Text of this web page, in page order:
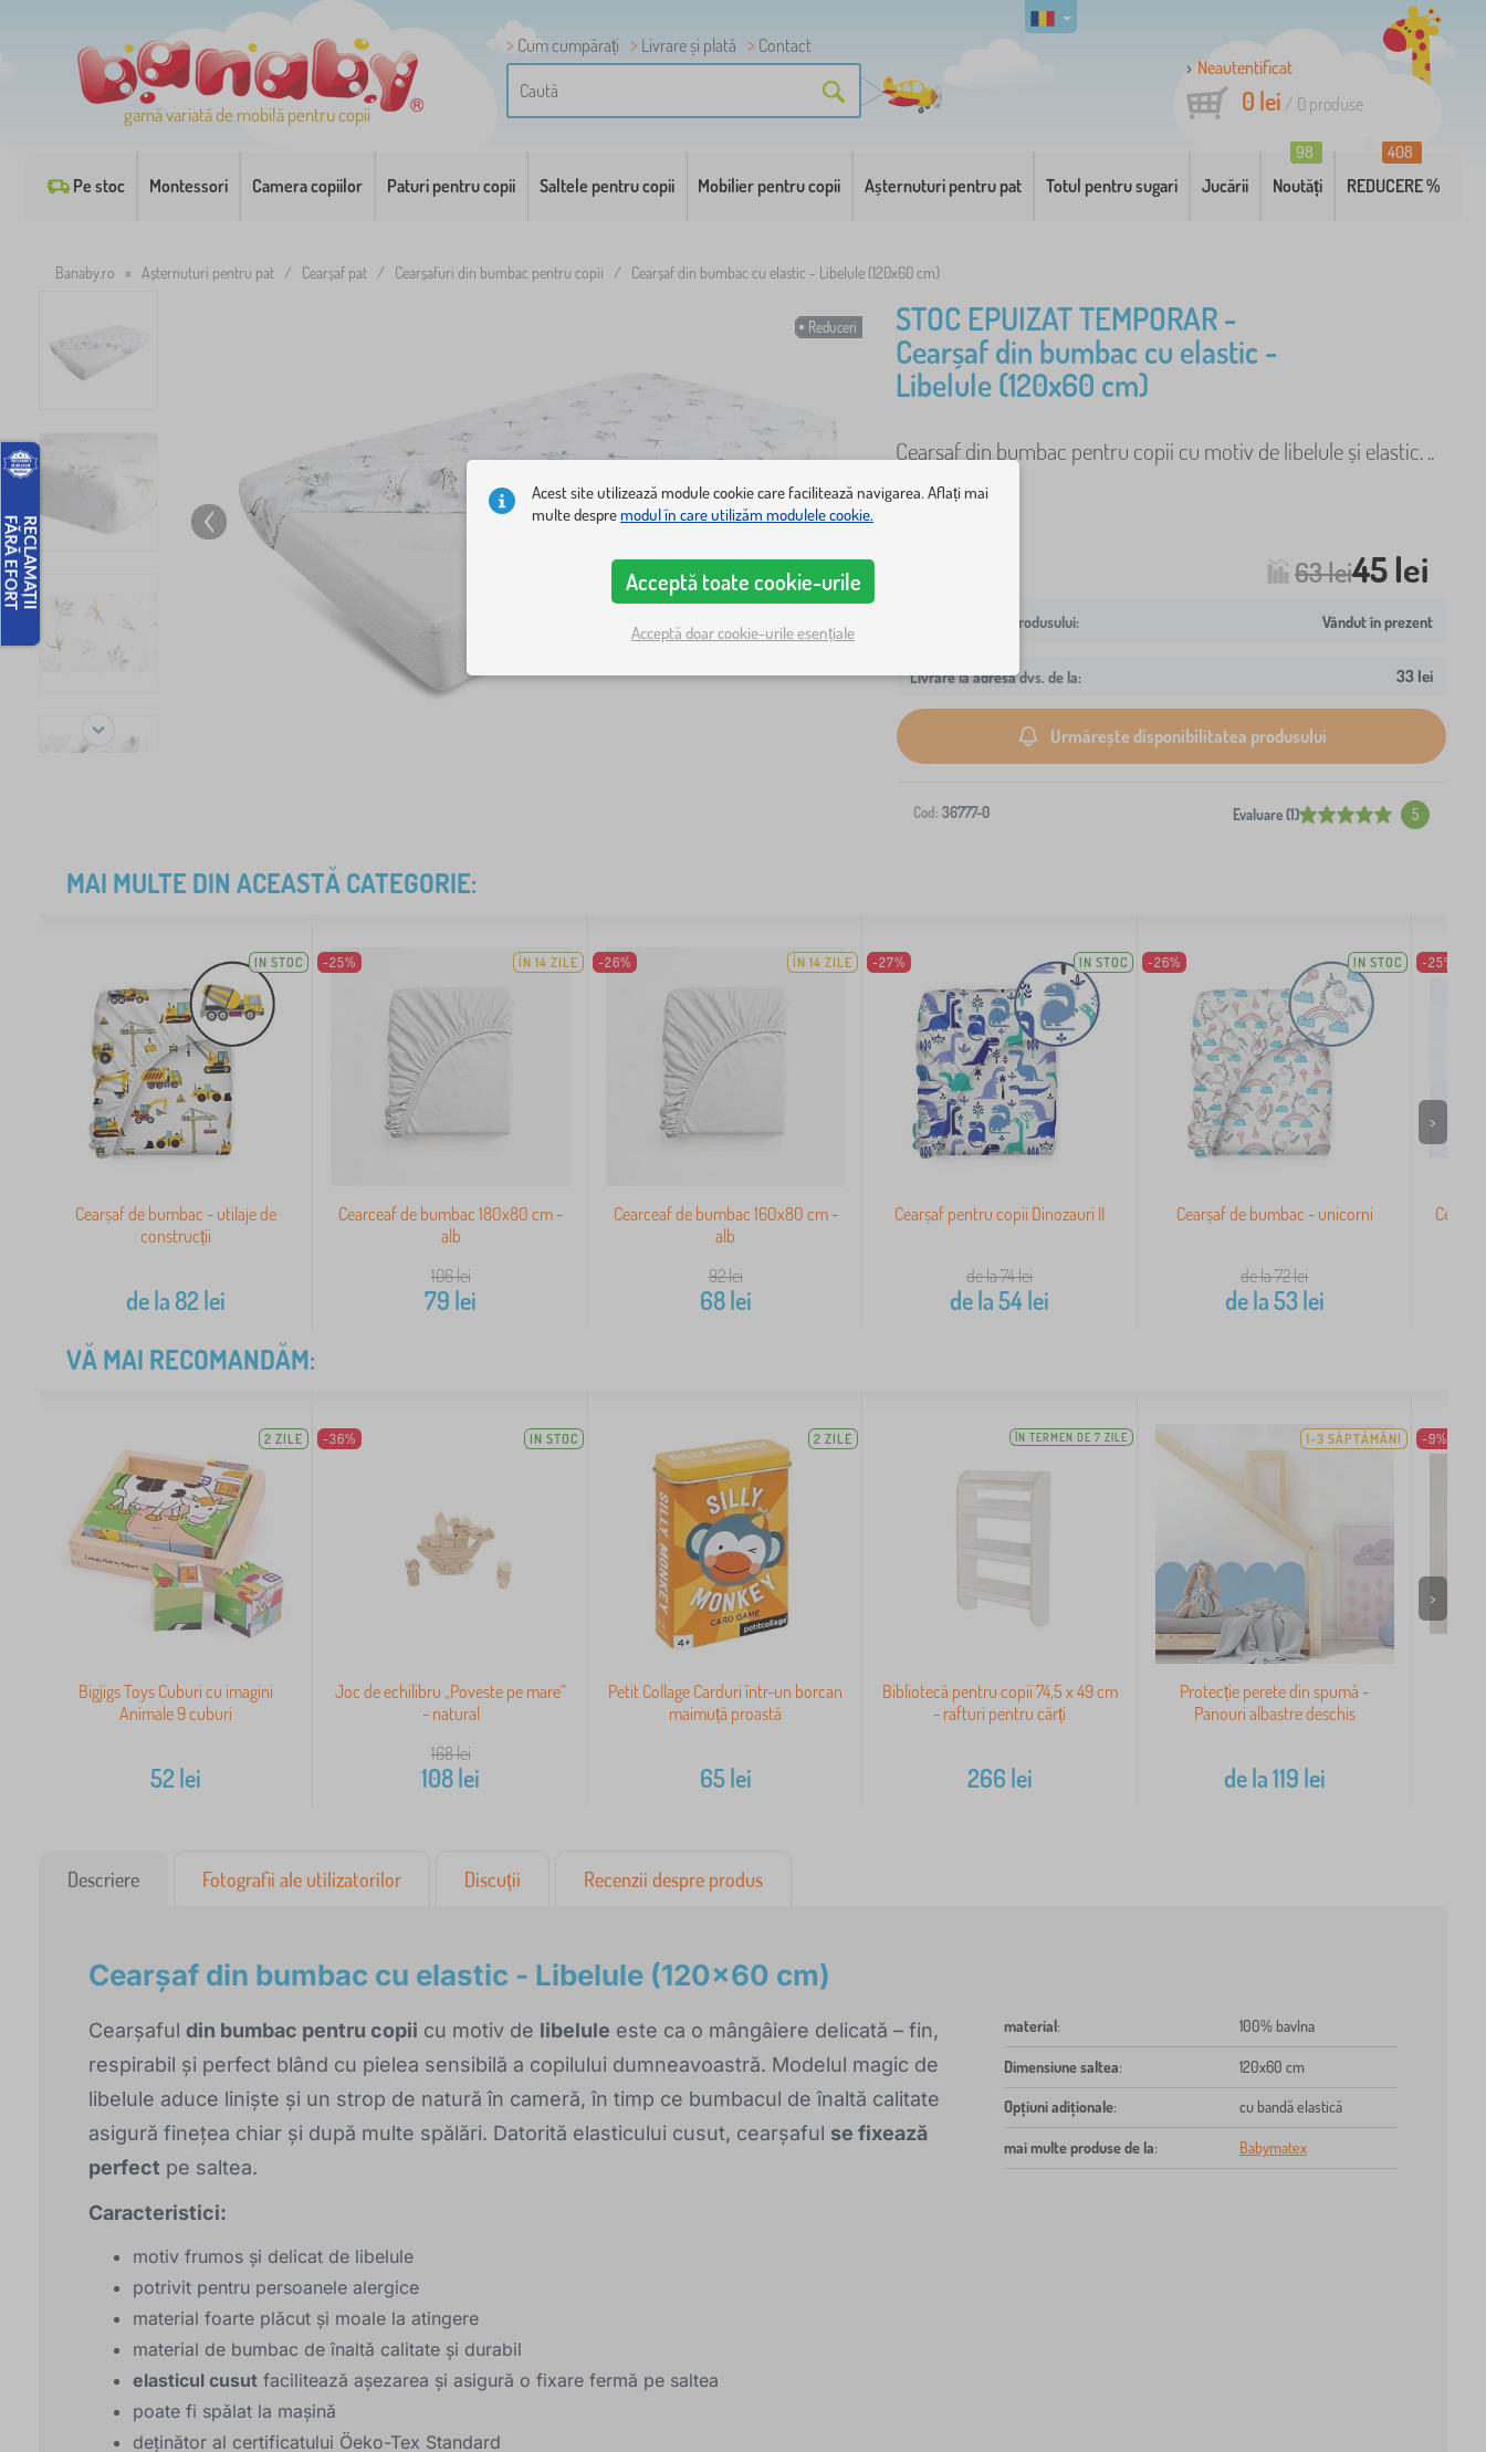
gamă variată de mobilă pentru copii
Cum cumpărați Livrare și plată
Contact
Neautentificat
0 lei / 0 produse
Pe stoc Montessori Camera copiilor Paturi pentru copii Saltele pentru copii Mobilier pentru copii Așternuturi pentru pat Totul pentru sugari Jucării Noutăți
98
REDUCERE %
408
Banaby.ro » Așternuturi pentru pat / Cearșaf pat / Cearșafuri din bumbac pentru copii / Cearșaf din bumbac cu elastic - Libelule (120x60 cm)
Reduceri
STOC EPUIZAT TEMPORAR -
Cearșaf din bumbac cu elastic -
Libelule (120x60 cm)
Cearșaf din bumbac pentru copii cu motiv de libelule și elastic. ..
mai mult
63 lei45 lei
Vândut în prezent
Livrare la adresa dvs. de la: 33 lei
Urmărește disponibilitatea produsului
Cod: 36777-0 Evaluare (1) 5
MAI MULTE DIN ACEASTĂ CATEGORIE:
IN STOC
Cearșaf de bumbac - utilaje de
construcții
de la 82 lei
-25% ÎN 14 ZILE
Cearceaf de bumbac 180x80 cm -
alb
106lei
79 lei
-26% ÎN 14 ZILE
Cearceaf de bumbac 160x80 cm -
alb
92lei
68lei
-27% IN STOC
Cearșaf pentru copii Dinozauri II
de la 74lei
de la54lei
-26% IN STOC
Cearșaf de bumbac - unicorni
de la 72lei
de la53lei
-25%
>
VĂ MAI RECOMANDĂM:
2 ZILE
Bigjigs Toys Cuburi cu imagini
Animale 9 cuburi
52 lei
-36% IN STOC
Joc de echilibru „Poveste pe mare”
- natural
168lei
108lei
2 ZILE
Petit Collage Carduri într-un borcan
maimuță proastă
65lei
ÎN TERMEN DE 7 ZILE
Bibliotecă pentru copii 74,5 x 49 cm
- rafturi pentru cărți
266 lei
1-3 SĂPTĂMÂNI
Protecție perete din spumă -
Panouri albastre deschis
de la119 lei
-9%
>
Descriere Fotografii ale utilizatorilor Discuții Recenzii despre produs
Cearșaf din bumbac cu elastic - Libelule (120x60 cm)
Cearșaful din bumbac pentru copii cu motiv de libelule este ca o mângâiere delicată – fin,
respirabil și perfect blând cu pielea sensibilă a copilului dumneavoastră. Modelul magic de
libelule aduce liniște și un strop de natură în cameră, în timp ce bumbacul de înaltă calitate
asigură finețea chiar și după multe spălări. Datorită elasticului cusut, cearșaful se fixează
perfect pe saltea.
Caracteristici:
motiv frumos și delicat de libelule
potrivit pentru persoanele alergice
material foarte plăcut și moale la atingere
material de bumbac de înaltă calitate și durabil
elasticul cusut facilitează așezarea și asigură o fixare fermă pe saltea
poate fi spălat la mașină
deținător al certificatului Öeko-Tex Standard
material: 100% bavlna
Dimensiune saltea: 120x60 cm
Opțiuni adiționale: cu bandă elastică
mai multe produse de la: Babymatex
Acest site utilizează module cookie care facilitează navigarea. Aflați mai
multe despremodul în care utilizăm modulele cookie.
Acceptă toate cookie-urile
Acceptă doar cookie-urile esențiale